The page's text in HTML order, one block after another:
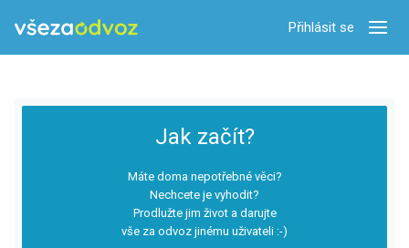
Přihlásit se
Jak začít?
Máte doma nepotřebné věci?
Nechcete je vyhodit?
Prodlužte jim život a darujte
vše za odvoz jinému uživateli :-)